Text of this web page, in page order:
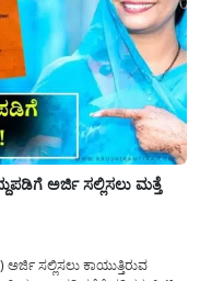
ಅರ್ಜಿ ಸಲ್ಲಿಸಲು ಮತ್ತೆ
ಅರ್ಜಿ ಸಲ್ಲಿಸಲು ಕಾಯುತ್ತಿರುವ